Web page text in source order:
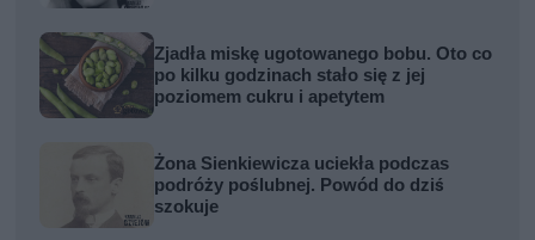
Zjadła miskę ugotowanego bobu. Oto co
po kilku godzinach stało się z jej
poziomem cukru i apetytem
Żona Sienkiewicza uciekła podczas
podróży poślubnej. Powód do dziś
szokuje